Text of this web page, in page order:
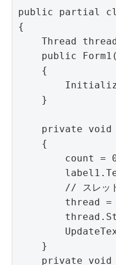
public partial
{
Thread
public
    {
    }
private void
    {
count =
// スレッ
thread =
    }
private void